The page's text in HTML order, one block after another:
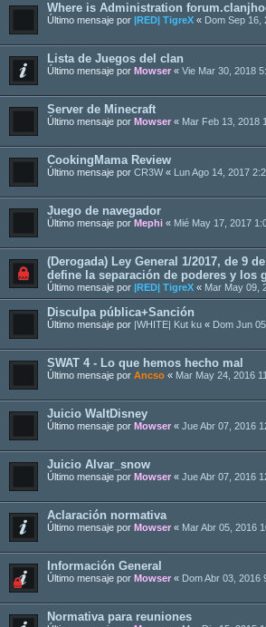
Where is Administration
Último mensaje por |RED| TigreX « Dom Sep 16,
Lista de Juegos del clan
Último mensaje por Mowser « Vie Mar 30, 2018
Server de Minecraft
Último mensaje por Mowser « Mar Feb 13, 2018
CookingMama Review
Último mensaje por CR3W« Lun Ago 14, 2017
Juego de navegador
Último mensaje por Mephi « Mié May 17, 2017
(Derogada) Ley General 1/2017, de 9
define la separación de poderes y los
Último mensaje por |RED| TigreX « Mar May 09,
Disculpa pública+Sanción
Último mensaje por |WHITE| Kut ku « Dom Jun
SWAT 4 - Lo que hemos hecho mal
Último mensaje por Ancso « Mar May 24, 2016
Juicio WaltDisney
Último mensaje por Mowser « Jue Abr 07, 2016
Juicio Alvar_snow
Último mensaje por Mowser « Jue Abr 07, 2016
Aclaración normativa
Último mensaje por Mowser « Mar Abr 05, 2016
Información General
Último mensaje por Mowser « Dom Abr 03, 2016
Normativa para reuniones